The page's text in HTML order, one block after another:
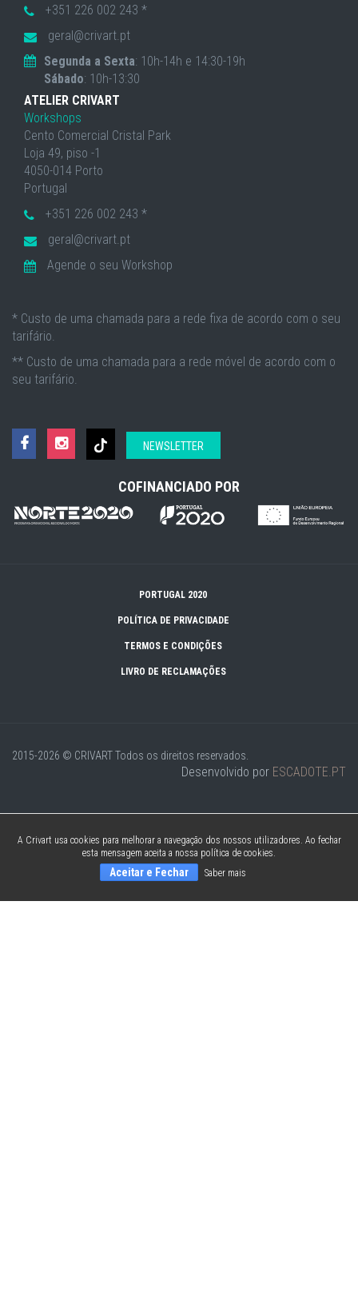
+351 226 002 243 *
geral@crivart.pt
Segunda a Sexta: 10h-14h e 14:30-19h
Sábado: 10h-13:30
ATELIER CRIVART
Workshops
Cento Comercial Cristal Park
Loja 49, piso -1
4050-014 Porto
Portugal
+351 226 002 243 *
geral@crivart.pt
Agende o seu Workshop
* Custo de uma chamada para a rede fixa de acordo com o seu
tarifário.
** Custo de uma chamada para a rede móvel de acordo com o
seu tarifário.
NEWSLETTER
COFINANCIADO POR
PORTUGAL 2020
POLÍTICA DE PRIVACIDADE
TERMOS E CONDIÇÕES
LIVRO DE RECLAMAÇÕES
2015-2026 © CRIVARTTodos os direitos reservados.
Desenvolvido por ESCADOTE.PT
A Crivart usa cookies para melhorar a navegação dos nossos utilizadores. Ao fechar
esta mensagem aceita a nossa política de cookies.
Aceitar e Fechar Saber mais